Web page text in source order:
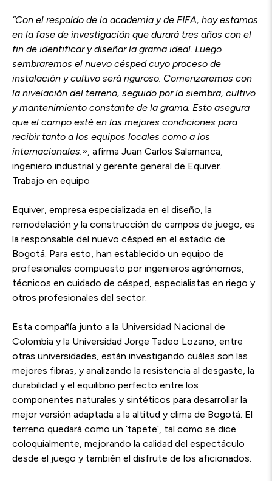
“Con el respaldo de la academia y de FIFA, hoy estamos
en la fase de investigación que durará tres años con el
fin de identificar y diseñar la grama ideal. Luego
sembraremos el nuevo césped cuyo proceso de
instalación y cultivo será riguroso. Comenzaremos con
la nivelación del terreno, seguido por la siembra, cultivo
y mantenimiento constante de la grama. Esto asegura
que el campo esté en las mejores condiciones para
recibir tanto a los equipos locales como a los
internacionales.», afirma Juan Carlos Salamanca,
ingeniero industrial y gerente general de Equiver.
Trabajo en equipo
Equiver, empresa especializada en el diseño, la
remodelación y la construcción de campos de juego, es
la responsable del nuevo césped en el estadio de
Bogotá. Para esto, han establecido un equipo de
profesionales compuesto por ingenieros agrónomos,
técnicos en cuidado de césped, especialistas en riego y
otros profesionales del sector.
Esta compañía junto a la Universidad Nacional de
Colombia y la Universidad Jorge Tadeo Lozano, entre
otras universidades, están investigando cuáles son las
mejores fibras, y analizando la resistencia al desgaste, la
durabilidad y el equilibrio perfecto entre los
componentes naturales y sintéticos para desarrollar la
mejor versión adaptada a la altitud y clima de Bogotá. El
terreno quedará como un ‘tapete’, tal como se dice
coloquialmente, mejorando la calidad del espectáculo
desde el juego y también el disfrute de los aficionados.